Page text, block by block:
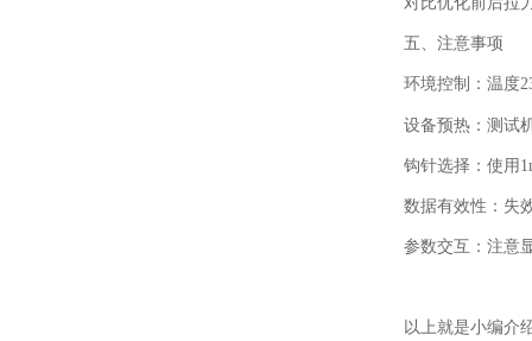
五、 注意事项
环境控制：温度
设备预热：测试
钩针选择：使用
数据有效性：失
参数交互：注意
以上就是小编介